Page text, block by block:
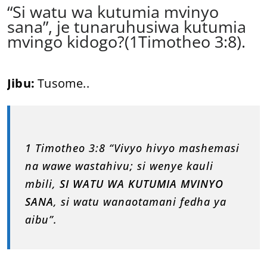
“Si watu wa kutumia mvinyo
sana”, je tunaruhusiwa kutumia
mvingo kidogo?(1Timotheo 3:8).
Jibu: Tusome..
1 Timotheo 3:8 “Vivyo hivyo mashemasi
na wawe wastahivu; si wenye kauli
mbili, SI WATU WA KUTUMIA MVINYO
SANA, si watu wanaotamani fedha ya
aibu”.